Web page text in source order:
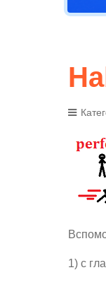
1) с